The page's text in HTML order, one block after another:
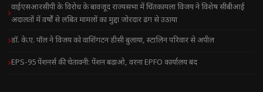
वाईएसआरसीपी के विरोध के बावजूद राज्यसभा में चिंतकायला विजय ने विशेष सीबीआई
अदालतों में वर्षों से लंबित मामलों का मुद्दा जोरदार ढंग से उठाया
डॉ. के.ए. पॉल ने विजय को वाशिंगटन डीसी बुलाया, स्टालिन परिवार से अपील
EPS-95 पेंशनर्स की चेतावनी: पेंशन बढ़ाओ, वरना EPFO कार्यालय बंद